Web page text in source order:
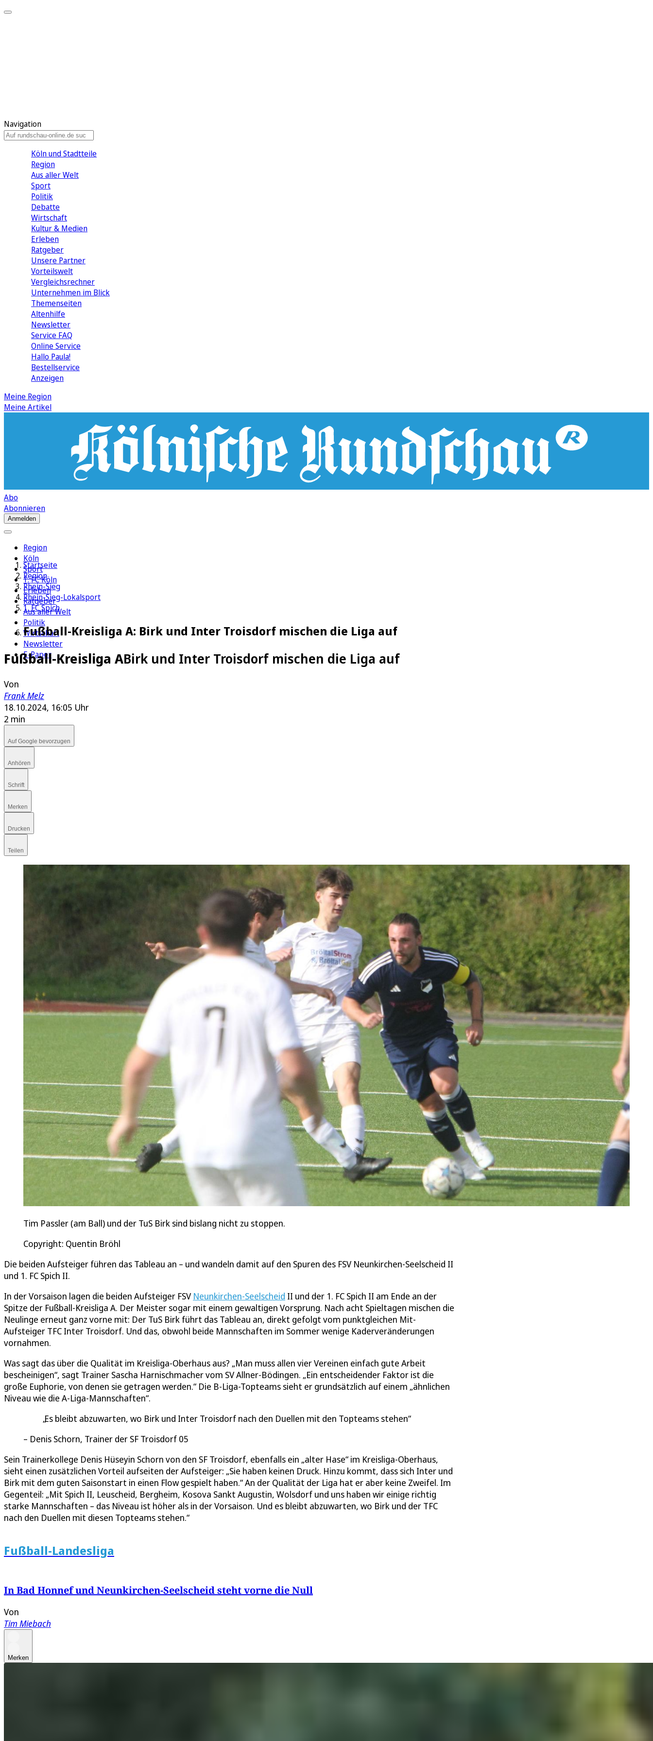
Navigation
Köln und Stadtteile
Region
Aus aller Welt
Sport
Politik
Debatte
Wirtschaft
Kultur & Medien
Erleben
Ratgeber
Unsere Partner
Vorteilswelt
Vergleichsrechner
Unternehmen im Blick
Themenseiten
Altenhilfe
Newsletter
Service FAQ
Online Service
Hallo Paula!
Bestellservice
Anzeigen
Meine Region
Meine Artikel
Abo
Abonnieren
Anmelden
Region
Köln
Sport
1. FC Köln
Erleben
Ratgeber
Aus aller Welt
Politik
Wirtschaft
Newsletter
E-Paper
Startseite
Region
Rhein-Sieg
Rhein-Sieg-Lokalsport
1. FC Spich
Fußball-Kreisliga A: Birk und Inter Troisdorf mischen die Liga auf
Fußball-Kreisliga ABirk und Inter Troisdorf mischen die Liga auf
Von
Frank Melz
18.10.2024, 16:05 Uhr
2 min
Auf Google bevorzugen
Anhören
Schrift
Merken
Drucken
Teilen
Tim Passler (am Ball) und der TuS Birk sind bislang nicht zu stoppen.
Copyright: Quentin Bröhl
Die beiden Aufsteiger führen das Tableau an – und wandeln damit auf den Spuren des FSV Neunkirchen-Seelscheid II
und 1. FC Spich II.
In der Vorsaison lagen die beiden Aufsteiger FSV Neunkirchen-Seelscheid II und der 1. FC Spich II am Ende an der
Spitze der Fußball-Kreisliga A. Der Meister sogar mit einem gewaltigen Vorsprung. Nach acht Spieltagen mischen die
Neulinge erneut ganz vorne mit: Der TuS Birk führt das Tableau an, direkt gefolgt vom punktgleichen Mit-
Aufsteiger TFC Inter Troisdorf. Und das, obwohl beide Mannschaften im Sommer wenige Kaderveränderungen
vornahmen.
Was sagt das über die Qualität im Kreisliga-Oberhaus aus? „Man muss allen vier Vereinen einfach gute Arbeit
bescheinigen“, sagt Trainer Sascha Harnischmacher vom SV Allner-Bödingen. „Ein entscheidender Faktor ist die
große Euphorie, von denen sie getragen werden.“ Die B-Liga-Topteams sieht er grundsätzlich auf einem „ähnlichen
Niveau wie die A-Liga-Mannschaften“.
Es bleibt abzuwarten, wo Birk und Inter Troisdorf nach den Duellen mit den Topteams stehen
Denis Schorn, Trainer der SF Troisdorf 05
Sein Trainerkollege Denis Hüseyin Schorn von den SF Troisdorf, ebenfalls ein „alter Hase“ im Kreisliga-Oberhaus,
sieht einen zusätzlichen Vorteil aufseiten der Aufsteiger: „Sie haben keinen Druck. Hinzu kommt, dass sich Inter und
Birk mit dem guten Saisonstart in einen Flow gespielt haben.“ An der Qualität der Liga hat er aber keine Zweifel. Im
Gegenteil: „Mit Spich II, Leuscheid, Bergheim, Kosova Sankt Augustin, Wolsdorf und uns haben wir einige richtig
starke Mannschaften – das Niveau ist höher als in der Vorsaison. Und es bleibt abzuwarten, wo Birk und der TFC
nach den Duellen mit diesen Topteams stehen.“
Fußball-Landesliga
In Bad Honnef und Neunkirchen-Seelscheid steht vorne die Null
Von
Tim Miebach
Merken